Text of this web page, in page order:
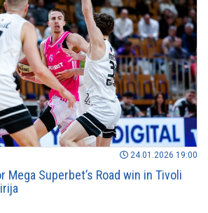
24.01.2026 19:00
Mega Superbet’s Road win in Tivoli